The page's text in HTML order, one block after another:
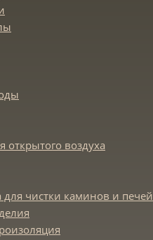
воздуха
для чистки каминов и печей